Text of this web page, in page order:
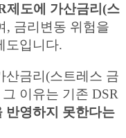
제도에 가산금리(스
, 금리변동 위험을
도입니다.
산금리(스트레스 금
이유는 기존 DSR
반영하지 못한다는